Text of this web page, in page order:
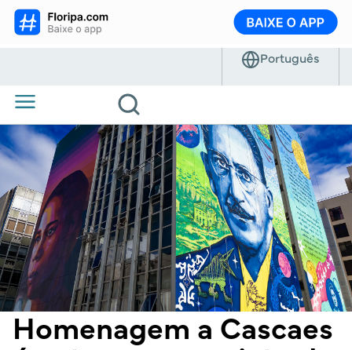
Homenagem a Cascaes